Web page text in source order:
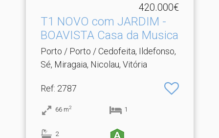
420.000€
T1 NOVO com JARDIM -
BOAVISTA Casa da Musica
Porto / Porto / Cedofeita, Ildefonso,
Sé, Miragaia, Nicolau, Vitória
Ref: 2787
66 m2 1
2